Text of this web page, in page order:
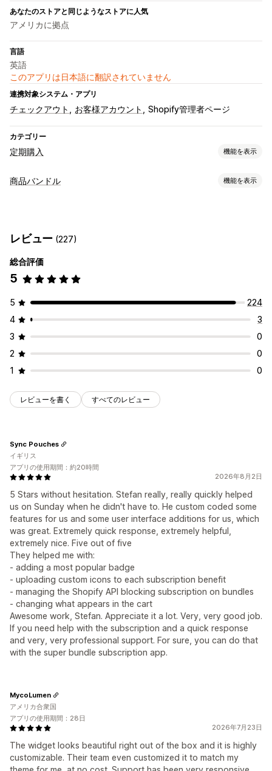
あなたのストアと同じようなストアに人気
アメリカに拠点
言語
英語
このアプリは日本語に翻訳されていません
連携対象システム・アプリ
チェックアウト お客様アカウント Shopify管理者ページ
カテゴリー
定期購入 機能を表示
サブスクリプション・定期購入タイプ
有形商品 カスタムの定期購入
設定可能な価格設定方式
定期的な支払い お得な定期購入
段階的な価格設定
商品バンドル 機能を表示
バリエーションバンドル
定期購入ボックス
設定可能な価格設定方式
割引率によるディスカウント
一括価格設定
レビュー (227)
総合評価
5
5
224
4
3
3
0
2
0
1
0
レビューを書く すべてのレビュー
2026年8月2日
5 Stars without hesitation. Stefan really, really quickly helped
us on Sunday when he didn't have to. He custom coded some
features for us and some user interface additions for us, which
was great. Extremely quick response, extremely helpful,
extremely nice. Five out of five
They helped me with:
- adding a most popular badge
- uploading custom icons to each subscription benefit
- managing the Shopify API blocking subscription on bundles
- changing what appears in the cart
Awesome work, Stefan. Appreciate it a lot. Very, very good job.
If you need help with the subscription and a quick response
and very, very professional support. For sure, you can do that
with the super bundle subscription app.
Sync Pouches
イギリス
アプリの使用期間：約20時間
2026年7月23日
The widget looks beautiful right out of the box and it is highly
customizable. Their team even customized it to match my
MycoLumen
アメリカ合衆国
アプリの使用期間：28日